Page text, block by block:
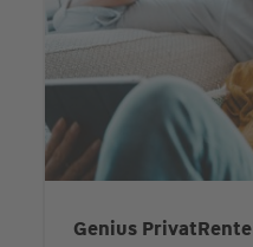
Genius PrivatRente